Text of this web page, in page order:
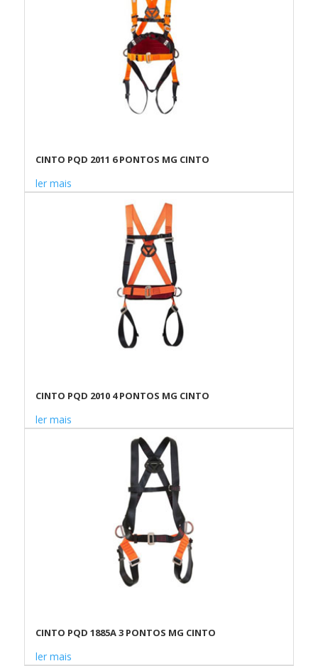
CINTO PQD 2011 6 PONTOS MG CINTO
ler mais
CINTO PQD 2010 4 PONTOS MG CINTO
ler mais
CINTO PQD 1885A 3 PONTOS MG CINTO
ler mais